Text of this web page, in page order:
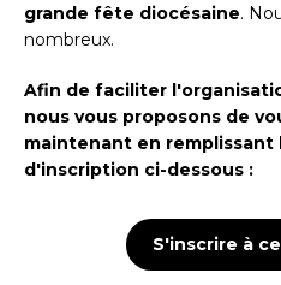
grande fête diocésaine.
nombreux.
Afin de faciliter
nous vous proposons de
maintenant en remplissant
d'inscription ci-dessous :
S'inscrire à